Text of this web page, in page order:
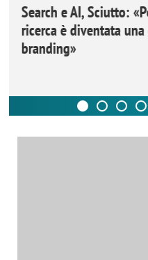
Search e AI, Sciutto:
ricerca è diventata
branding»